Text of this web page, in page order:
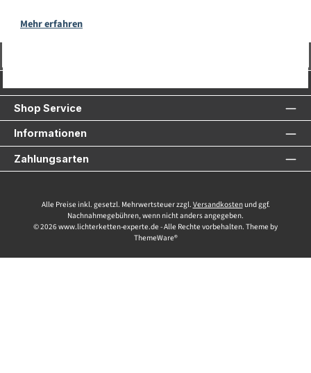
Mehr erfahren
Shop Service
Informationen
Zahlungsarten
Alle Preise inkl. gesetzl. Mehrwertsteuer zzgl. Versandkostenund ggf.
Nachnahmegebühren, wenn nicht anders angegeben.
© 2026 www.lichterketten-experte.de - Alle Rechte vorbehalten. Theme by
ThemeWare®